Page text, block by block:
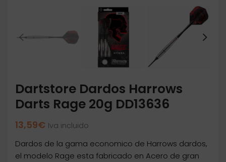
Dartstore Dardos Harrows
Darts Rage 20g DD13636
13,59€ Iva incluido
Dardos de la gama economico de Harrows dardos,
el modelo Rage esta fabricado en Acero de gran